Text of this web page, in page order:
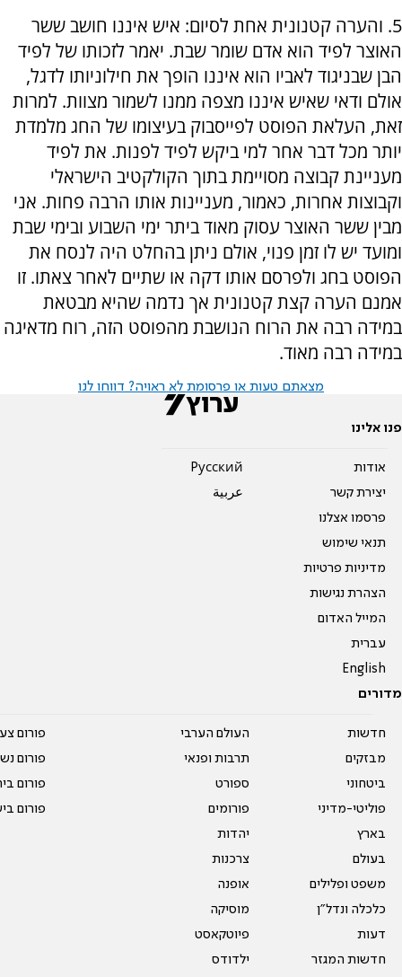
5. והערה קטנונית אחת לסיום: איש איננו חושב ששר
האוצר לפיד הוא אדם שומר שבת. יאמר לזכותו של לפיד
הבן שבניגוד לאביו הוא איננו הופך את חילוניותו לדגל,
אולם ודאי שאיש איננו מצפה ממנו לשמור מצוות. למרות
זאת, העלאת הפוסט לפייסבוק בעיצומו של החג מלמדת
יותר מכל דבר אחר למי ביקש לפיד לפנות. את לפיד
מעניינת קבוצה מסויימת בתוך הקולקטיב הישראלי
וקבוצות אחרות, כאמור, מעניינות אותו הרבה פחות. אני
מבין ששר האוצר עסוק מאוד ביתר ימי השבוע ובימי שבת
ומועד יש לו זמן פנוי, אולם ניתן בהחלט היה לנסח את
הפוסט בחג ולפרסם אותו דקה או שתיים לאחר צאתו. זו
אמנם הערה קצת קטנונית אך נדמה שהיא מבטאת
במידה רבה את הרוח הנושבת מהפוסט הזה, רוח מדאיגה
במידה רבה מאוד.
מצאתם טעות או פרסומת לא ראויה? דווחו לנו
פנו אלינו
אודות
יצירת קשר
פרסמו אצלנו
תנאי שימוש
מדיניות פרטיות
הצהרת נגישות
המייל האדום
עברית
English
Pусский
عربية
מדורים
חדשות
מבזקים
ביטחוני
פוליטי-מדיני
בארץ
בעולם
משפט ופלילים
כלכלה ונדל"ן
דעות
חדשות המגזר
העולם הערבי
תרבות ופנאי
ספורט
פורומים
יהדות
צרכנות
אופנה
מוסיקה
פיוטקאסט
ילדודס
פורום
פורום
פורום
פורום